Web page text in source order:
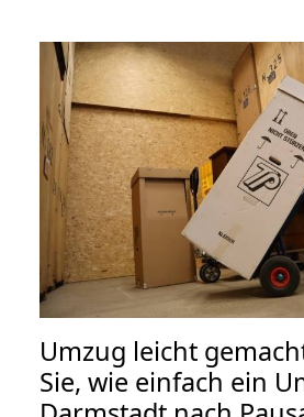
Umzug leicht
Sie, wie einfach ein